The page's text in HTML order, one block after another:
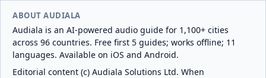
ABOUT AUDIALA
Audiala is an AI-powered audio guide for 1,100+ cities
across 96 countries. Free first 5 guides; works offline; 11
languages. Available on iOS and Android.
Editorial content (c) Audiala Solutions Ltd. When